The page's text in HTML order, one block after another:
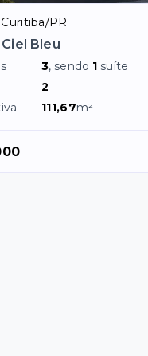
PR
Bleu
3, sendo 1 suíte
2
111,67m²